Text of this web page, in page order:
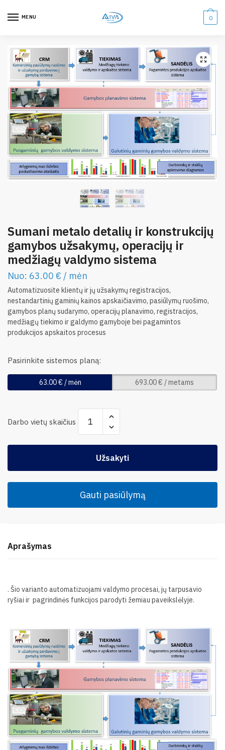
MENU 0
Sumani metalo detalių ir konstrukcijų
gamybos užsakymų, operacijų ir
medžiagų valdymo sistema
Nuo: 63.00 € / mėn
Automatizuosite klientų ir jų užsakymų registracijos,
nestandartinių gaminių kainos apskaičiavimo, pasiūlymų ruošimo,
gamybos planų sudarymo, operacijų planavimo, registracijos,
medžiagų tiekimo ir galdymo gamyboje bei pagamintos
produkcijos apskaitos procesus
Pasirinkite sistemos planą:
63.00€ / mėn 693.00€ / metams
Darbo vietų skaičius
Užsakyti
Gauti pasiūlymą
Aprašymas
. Šio varianto automatizuojami valdymo procesai, jų tarpusavio
ryšiai ir pagrindinės funkcijos parodyti žemiau paveikslėlyje.